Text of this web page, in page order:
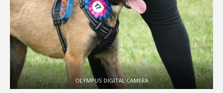
OLYMPUS DIGITAL CAMERA